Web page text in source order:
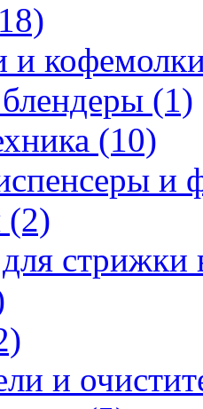
и
(1)
(10)
и
(2)
стрижки
и